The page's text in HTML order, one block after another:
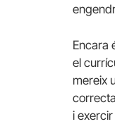
Encara
el
mereix
i